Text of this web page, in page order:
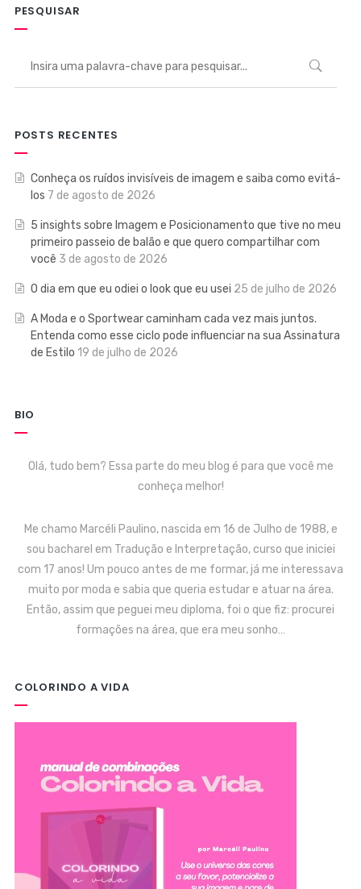
PESQUISAR
POSTS RECENTES
Conheça os ruídos invisíveis de imagem e saiba como evitá-
los 7 de agosto de 2026
5 insights sobre Imagem e Posicionamento que tive no meu
primeiro passeio de balão e que quero compartilhar com
você 3 de agosto de 2026
O dia em que eu odiei o look que eu usei 25 de julho de 2026
A Moda e o Sportwear caminham cada vez mais juntos.
Entenda como esse ciclo pode influenciar na sua Assinatura
de Estilo 19 de julho de 2026
BIO
Olá, tudo bem? Essa parte do meu blog é para que você me
conheça melhor!
Me chamo Marcéli Paulino, nascida em 16 de Julho de 1988, e
sou bacharel em Tradução e Interpretação, curso que iniciei
com 17 anos! Um pouco antes de me formar, já me interessava
muito por moda e sabia que queria estudar e atuar na área.
Então, assim que peguei meu diploma, foi o que fiz: procurei
formações na área, que era meu sonho…
COLORINDO A VIDA